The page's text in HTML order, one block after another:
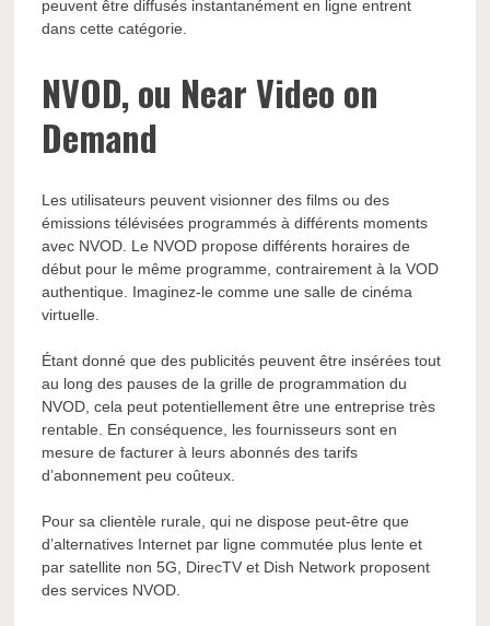
peuvent être diffusés instantanément en ligne entrent
dans cette catégorie.
NVOD, ou Near Video on
Demand
Les utilisateurs peuvent visionner des films ou des
émissions télévisées programmés à différents moments
avec NVOD. Le NVOD propose différents horaires de
début pour le même programme, contrairement à la VOD
authentique. Imaginez-le comme une salle de cinéma
virtuelle.
Étant donné que des publicités peuvent être insérées tout
au long des pauses de la grille de programmation du
NVOD, cela peut potentiellement être une entreprise très
rentable. En conséquence, les fournisseurs sont en
mesure de facturer à leurs abonnés des tarifs
d’abonnement peu coûteux.
Pour sa clientèle rurale, qui ne dispose peut-être que
d’alternatives Internet par ligne commutée plus lente et
par satellite non 5G, DirecTV et Dish Network proposent
des services NVOD.